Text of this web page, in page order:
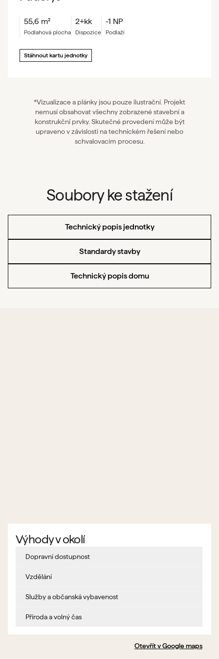
55,6 m²
podlahová plocha
2+kk
dispozice
-1 NP
podlaží
Stáhnout kartu jednotky
*Vizualizace a plánky jsou pouze ilustrační. Projekt
nemusí obsahovat všechny zobrazené stavební a
konstrukční prvky. Skutečné provedení může být
upraveno v závislosti na technickém řešení nebo
schvalovacím procesu.
Soubory ke stažení
Technický popis jednotky
Standardy stavby
Technický popis domu
Výhody v okolí
Dopravní dostupnost
Vzdělání
Služby a občanská vybavenost
Příroda a volný čas
Otevřít v Google maps